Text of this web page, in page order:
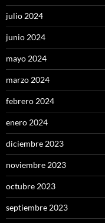
julio 2024
junio 2024
mayo 2024
marzo 2024
febrero 2024
enero 2024
diciembre 2023
noviembre 2023
octubre 2023
septiembre 2023